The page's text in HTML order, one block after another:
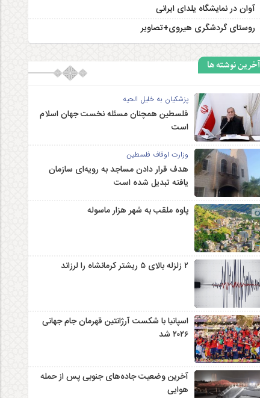
آوان در نمایشگاه یلدای ایرانی
روستای گردشگری هیروی+تصاویر
آخرین نوشته ها
پزشکیان به خلیل الحیه
فلسطین همچنان مسئله نخست جهان اسلام
است
وزارت اوقاف فلسطین
هدف قرار دادن مساجد به رویه‌ای سازمان‌
یافته تبدیل شده است
پاوه ملقب به شهر هزار ماسوله
۲ زلزله‌ بالای ۵ ریشتر کرمانشاه را لرزاند
اسپانیا با شکست آرژانتین قهرمان جام جهانی
۲۰۲۶ شد
آخرین وضعیت جاده‌های جنوبی پس از حمله
هوایی